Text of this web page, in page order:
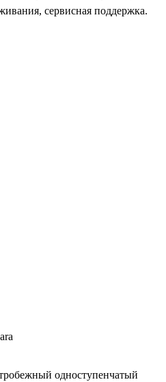
сервисная поддержка.
одноступенчатый